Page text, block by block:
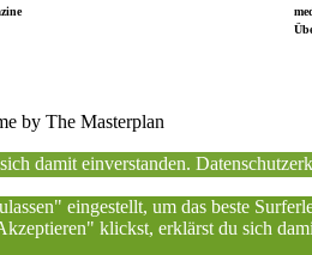
damit einverstanden.
eingestellt, um das beste
klickst, erklärst du sich